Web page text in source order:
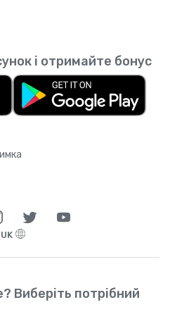
і отримайте бонус
UK
Виберіть потрібний